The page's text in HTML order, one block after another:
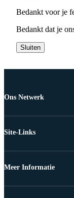
Bedankt voor je
Bedankt dat je
Sluiten
Ons Netwerk
Site-Links
Meer Informatie